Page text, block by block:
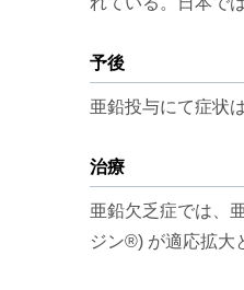
予後
亜鉛投与にて症状
治療
亜鉛欠乏症では、
ジン®) が適応拡大